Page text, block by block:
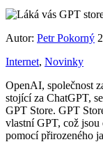
Autor: Petr Pokorný
Internet, Novinky
OpenAI, společnost
stojící za ChatGPT,
GPT Store. GPT
vlastní GPT, což
pomocí přirozeného